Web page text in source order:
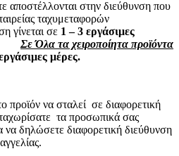
αποστέλλονται στην διεύθυνση που
ταχυμεταφορών
γίνεται σε 1 – 3 εργάσιμες
Σε Όλα τα χειροποίητα προϊόντα
μέρες.
προϊόν να σταλεί σε διαφορετική
τα προσωπικά σας
να δηλώσετε διαφορετική διεύθυνση